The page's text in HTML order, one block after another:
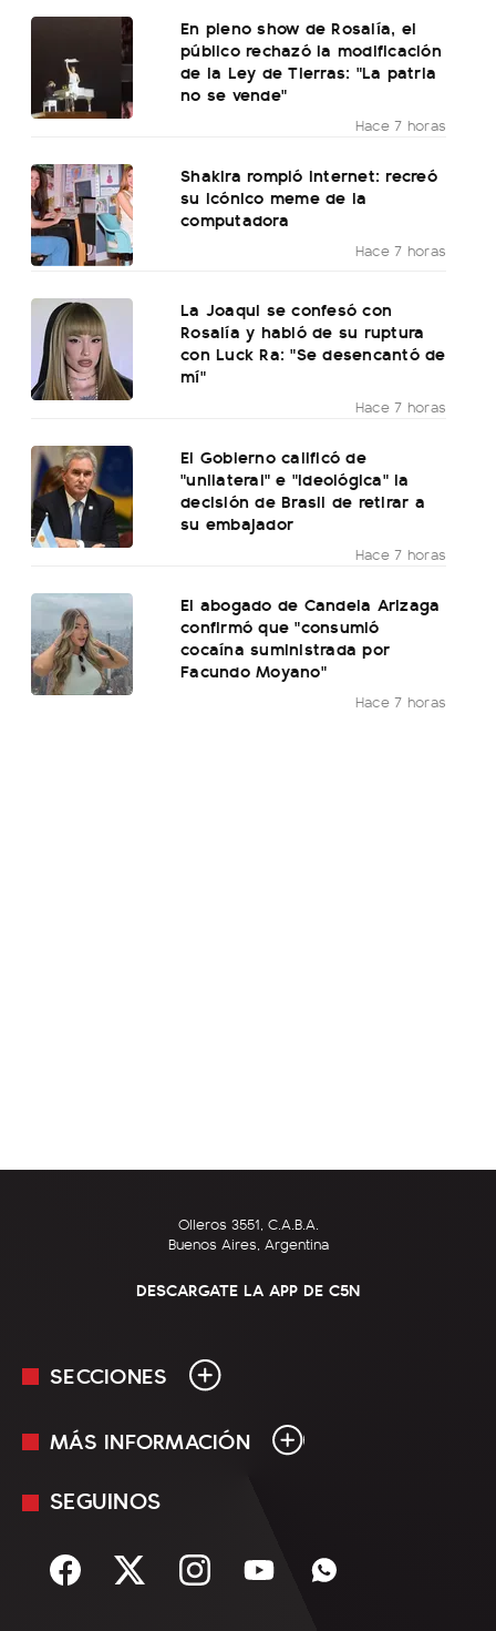
En pleno show de Rosalía, el
público rechazó la modificación
de la Ley de Tierras: "La patria
no se vende"
Hace 7 horas
Shakira rompió internet: recreó
su icónico meme de la
computadora
Hace 7 horas
La Joaqui se confesó con
Rosalía y habló de su ruptura
con Luck Ra: "Se desencantó de
mí"
Hace 7 horas
El Gobierno calificó de
"unilateral" e "ideológica" la
decisión de Brasil de retirar a
su embajador
Hace 7 horas
El abogado de Candela Arizaga
confirmó que "consumió
cocaína suministrada por
Facundo Moyano"
Hace 7 horas
Olleros 3551, C.A.B.A.
Buenos Aires, Argentina
DESCARGATE LA APP DE C5N
SECCIONES
En Vivo
Sociedad
MÁS INFORMACIÓN
Mediakit
Términos y condiciones
SEGUINOS